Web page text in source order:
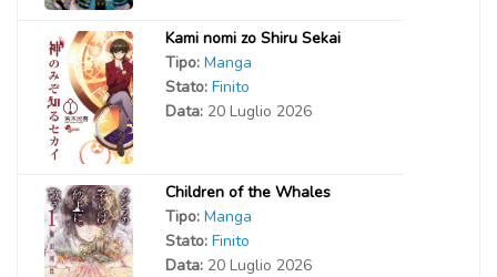
Kami nomi zo Shiru Sekai
Tipo: Manga
Stato: Finito
Data: 20 Luglio 2026
Children of the Whales
Tipo: Manga
Stato: Finito
Data: 20 Luglio 2026